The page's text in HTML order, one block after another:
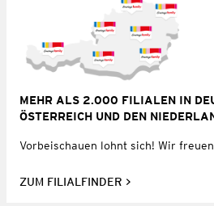
MEHR ALS 2.000 FILIALEN IN
ÖSTERREICH UND DEN
Vorbeischauen lohnt sich! Wir
ZUM FILIALFINDER